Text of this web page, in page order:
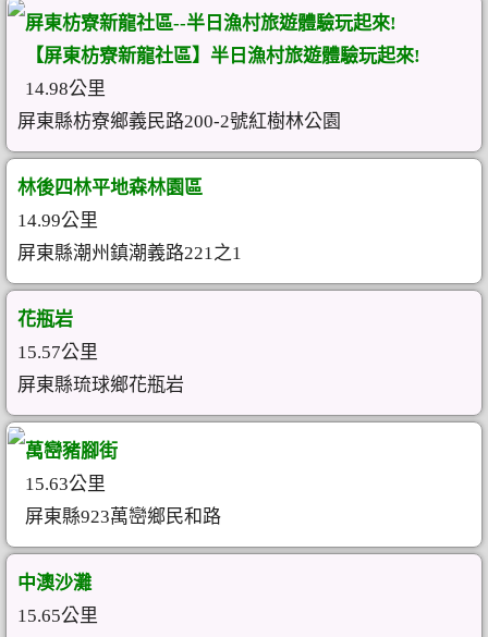
屏東枋寮新龍社區--半日漁村旅遊體驗玩起來!
【屏東枋寮新龍社區】半日漁村旅遊體驗玩起來!
14.98公里
屏東縣枋寮鄉義民路200-2號紅樹林公園
林後四林平地森林園區
14.99公里
屏東縣潮州鎮潮義路221之1
花瓶岩
15.57公里
屏東縣琉球鄉花瓶岩
萬巒豬腳街
15.63公里
屏東縣923萬巒鄉民和路
中澳沙灘
15.65公里